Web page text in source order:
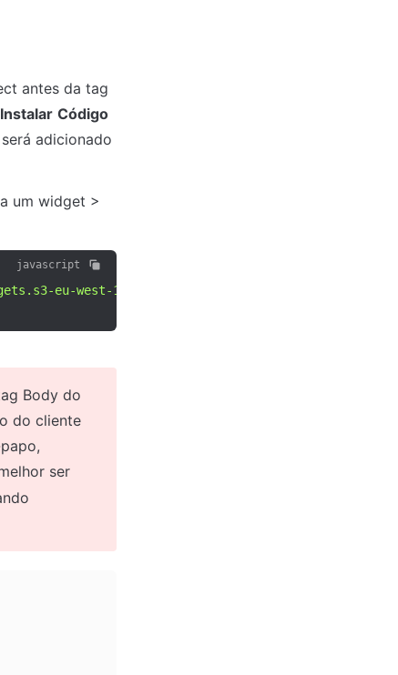
Instalar Código
adicionado
um widget >
javascript
eu-west-1.amazonaws.com/
Body do
do cliente
ser